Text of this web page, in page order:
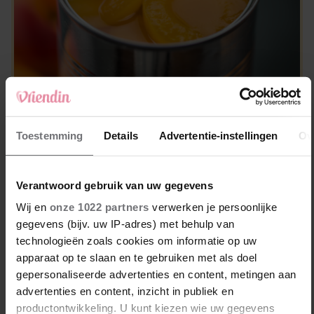
Toestemming Details Advertentie-instellingen
Verantwoord gebruik van uw gegevens
Wij en onze 1022 partners verwerken je persoonlijke
gegevens (bijv. uw IP-adres) met behulp van
technologieën zoals cookies om informatie op uw
apparaat op te slaan en te gebruiken met als doel
gepersonaliseerde advertenties en content, metingen aan
advertenties en content, inzicht in publiek en
productontwikkeling. U kunt kiezen wie uw gegevens
Is fruit uit blik net zo gezond als vers
fruit?